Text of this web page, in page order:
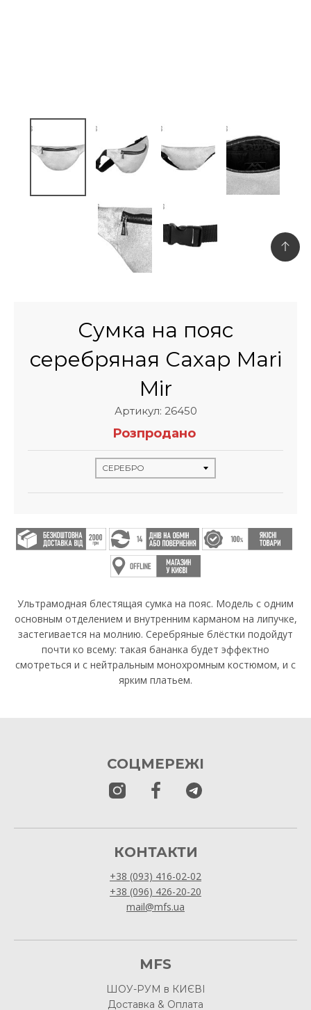
Сумка на пояс
серебряная Сахар Mari
Mir
Артикул: 26450
Розпродано
Ультрамодная блестящая сумка на пояс. Модель с одним
основным отделением и внутренним карманом на липучке,
застегивается на молнию. Серебряные блёстки подойдут
почти ко всему: такая бананка будет эффектно
смотреться и с нейтральным монохромным костюмом, и с
ярким платьем.
СОЦМЕРЕЖІ
КОНТАКТИ
+38 (093) 416-02-02
+38 (096) 426-20-20
mail@mfs.ua
MFS
ШОУ-РУМ в КИЄВІ
Доставка & Оплата